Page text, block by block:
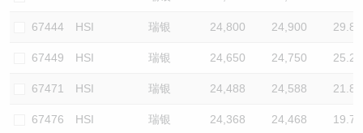
67444 HSI 瑞银 24,800 24,900 29.8
67449 HSI 瑞银 24,650 24,750 25.2
67471 HSI 瑞银 24,488 24,588 21.8
67476 HSI 瑞银 24,368 24,468 19.7